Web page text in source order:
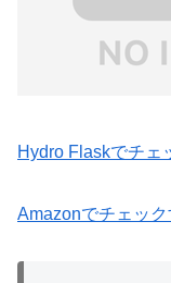
Hydro Flaskでチェ
Amazonでチェック